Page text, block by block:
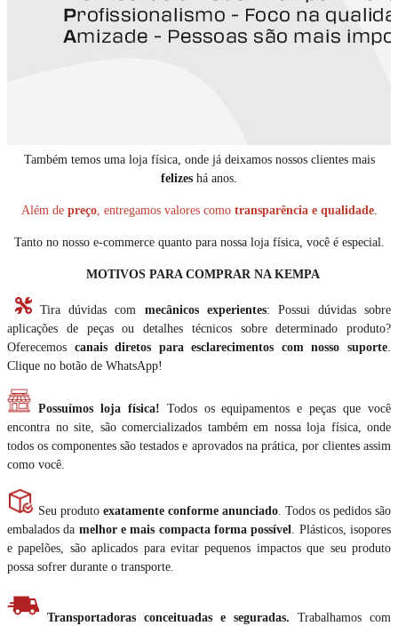
Também temos uma loja física, onde já deixamos nossos clientes mais
felizes há anos.
Além de preço, entregamos valores como transparência e qualidade.
Tanto no nosso e-commerce quanto para nossa loja física, você é especial.
MOTIVOS PARA COMPRAR NA KEMPA
Tira dúvidas com mecânicos experientes: Possui dúvidas sobre
aplicações de peças ou detalhes técnicos sobre determinado produto?
Oferecemos canais diretos para esclarecimentos com nosso suporte
Clique no botão de WhatsApp!
Possuímos loja física! Todos os equipamentos e peças que você
encontra no site, são comercializados também em nossa loja física, onde
todos os componentes são testados e aprovados na prática, por clientes assim
como você.
Seu produto exatamente conforme anunciado . Todos os pedidos são
embalados da melhor e mais compacta forma possível . Plásticos, isopores
e papelões, são aplicados para evitar pequenos impactos que seu produto
possa sofrer durante o transporte.
Transportadoras conceituadas e seguradas. Trabalhamos com